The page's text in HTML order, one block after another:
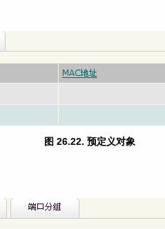
图 26.22. 预定义对象